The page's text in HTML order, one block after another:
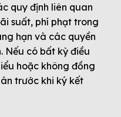
quy định liên quan
suất, phí phạt trong
hạn và các quyền
Nếu có bất kỳ điều
hoặc không đồng
trước khi ký kết